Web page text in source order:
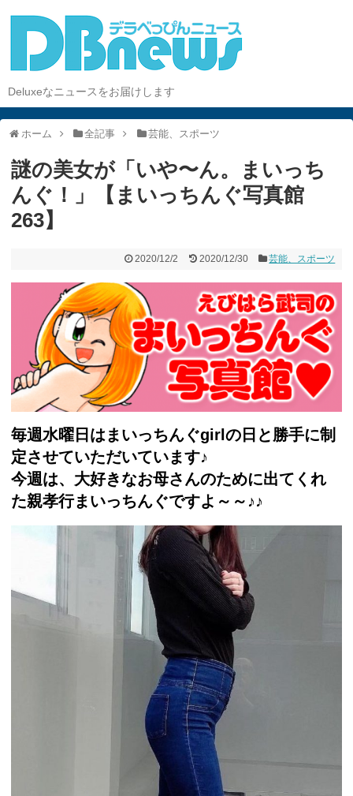
Deluxeなニュースをお届けします
ホーム 全記事 芸能、スポーツ
謎の美女が「いや〜ん。まいっち
んぐ！」【まいっちんぐ写真館
263】
2020/12/2 2020/12/30 芸能、スポーツ
毎週水曜日はまいっちんぐgirlの日と勝手に制
定させていただいています♪
今週は、大好きなお母さんのために出てくれ
た親孝行まいっちんぐですよ～～♪♪